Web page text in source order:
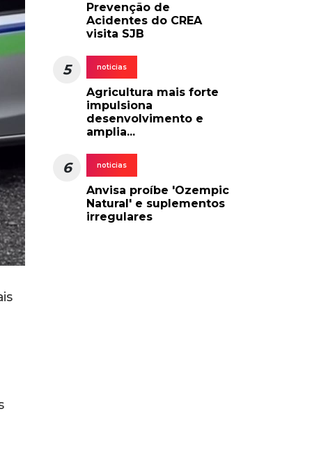
Prevenção de
Acidentes do CREA
visita SJB
5 noticias
Agricultura mais forte
impulsiona
desenvolvimento e
amplia...
6 noticias
Anvisa proíbe 'Ozempic
Natural' e suplementos
irregulares